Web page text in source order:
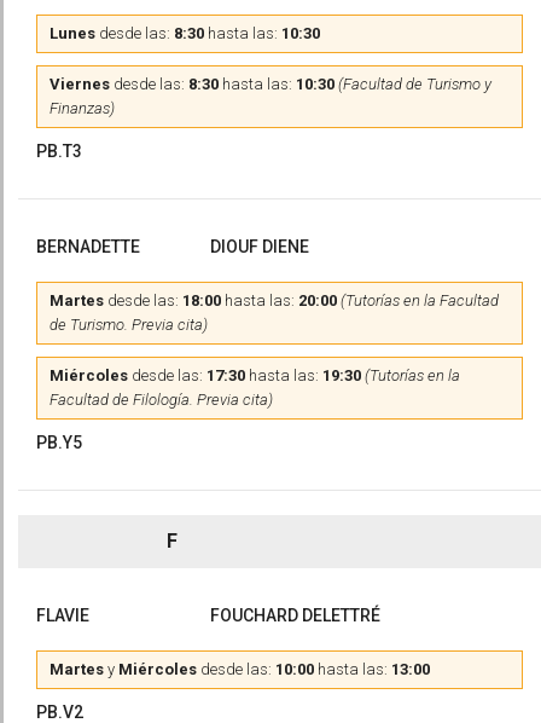
Lunes desde las: 8:30 hasta las: 10:30
Viernes desde las: 8:30 hasta las: 10:30 (Facultad de Turismo y
Finanzas)
PB.T3
BERNADETTE DIOUF DIENE
Martes desde las: 18:00 hasta las: 20:00 (Tutorías en la Facultad
de Turismo. Previa cita)
Miércoles desde las: 17:30 hasta las: 19:30 (Tutorías en la
Facultad de Filología. Previa cita)
PB.Y5
F
FLAVIE FOUCHARD DELETTRÉ
Martes y Miércoles desde las: 10:00 hasta las: 13:00
PB.V2